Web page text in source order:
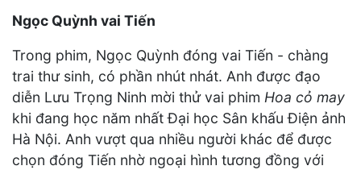
Ngọc Quỳnh vai Tiến
Trong phim, Ngọc Quỳnh đóng vai Tiến - chàng
trai thư sinh, có phần nhút nhát. Anh được đạo
diễn Lưu Trọng Ninh mời thử vai phim Hoa cỏ may
khi đang học năm nhất Đại học Sân khấu Điện ảnh
Hà Nội. Anh vượt qua nhiều người khác để được
chọn đóng Tiến nhờ ngoại hình tương đồng với